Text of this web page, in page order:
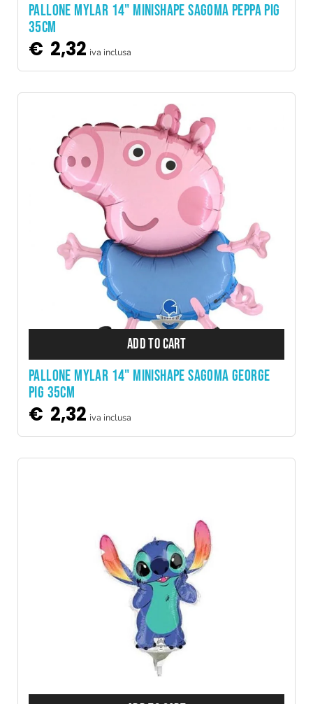
PALLONE MYLAR 14" MINISHAPE SAGOMA PEPPA PIG
35CM
€ 2,32 iva inclusa
ADD TO CART
PALLONE MYLAR 14" MINISHAPE SAGOMA GEORGE
PIG 35CM
€ 2,32 iva inclusa